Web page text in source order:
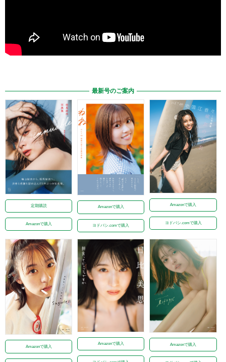
最新号のご案内
定期購読
Amazonで購入
Amazonで購入
ヨドバシ.comで購入
Amazonで購入
ヨドバシ.comで購入
Amazonで購入
Amazonで購入 Amazonで購入